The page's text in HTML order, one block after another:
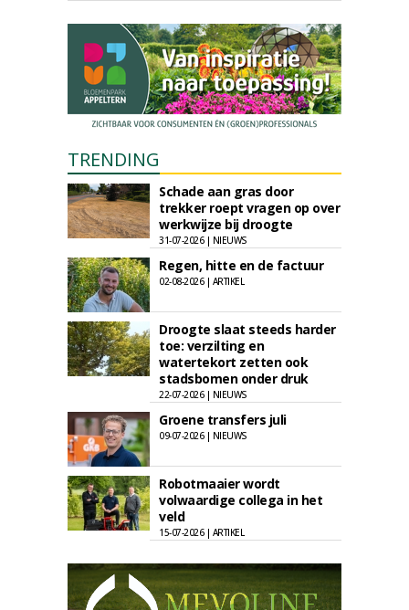
TRENDING
Schade aan gras door
trekker roept vragen op over
werkwijze bij droogte
31-07-2026 | NIEUWS
Regen, hitte en de factuur
02-08-2026 | ARTIKEL
Droogte slaat steeds harder
toe: verzilting en
watertekort zetten ook
stadsbomen onder druk
22-07-2026 | NIEUWS
Groene transfers juli
09-07-2026 | NIEUWS
Robotmaaier wordt
volwaardige collega in het
veld
15-07-2026 | ARTIKEL